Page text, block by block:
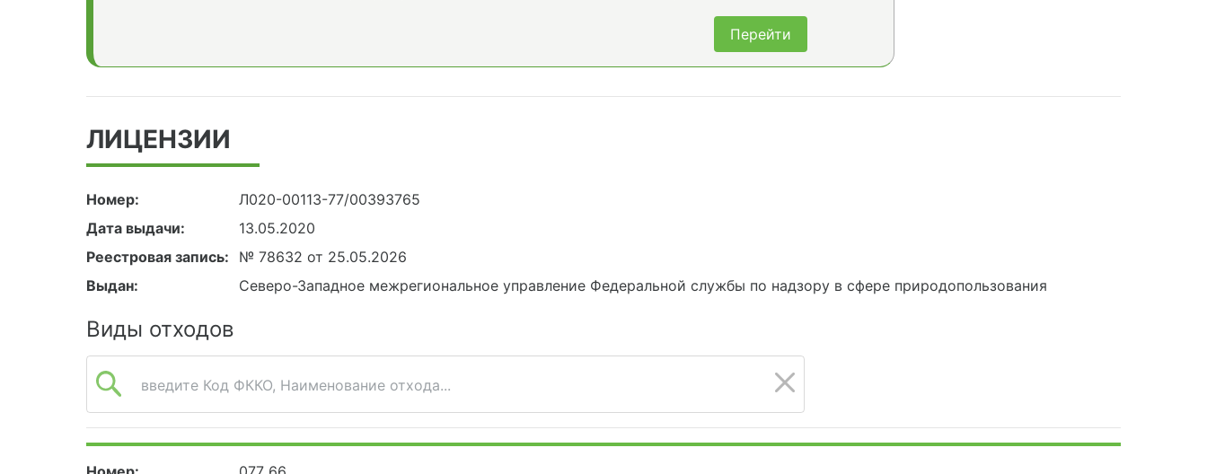
Перейти
ЛИЦЕНЗИИ
Номер:
Л020-00113-77/00393765
Дата выдачи:
13.05.2020
Реестровая запись:
№ 78632 от 25.05.2026
Выдан:
Северо-Западное межрегиональное управление Федеральной службы по надзору в сфере природопользования
Виды отходов
введите Код ФККО, Наименование отхода...